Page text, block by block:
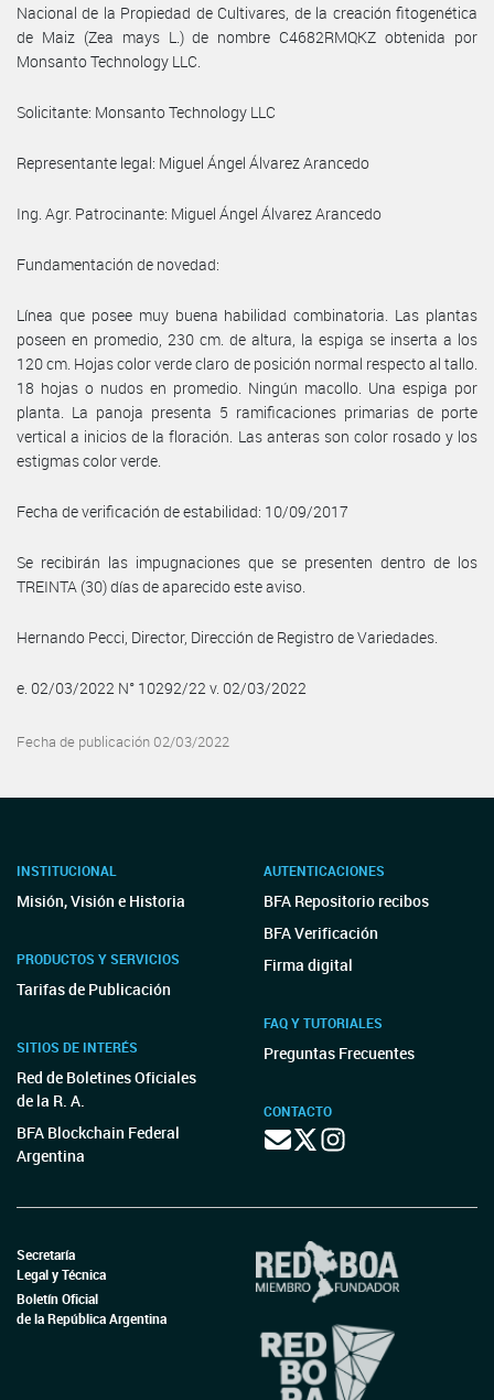
Nacional de la Propiedad de Cultivares, de la creación fitogenética
de Maiz (Zea mays L.) de nombre C4682RMQKZ obtenida por
Monsanto Technology LLC.
Solicitante: Monsanto Technology LLC
Representante legal: Miguel Ángel Álvarez Arancedo
Ing. Agr. Patrocinante: Miguel Ángel Álvarez Arancedo
Fundamentación de novedad:
Línea que posee muy buena habilidad combinatoria. Las plantas
poseen en promedio, 230 cm. de altura, la espiga se inserta a los
120 cm. Hojas color verde claro de posición normal respecto al tallo.
18 hojas o nudos en promedio. Ningún macollo. Una espiga por
planta. La panoja presenta 5 ramificaciones primarias de porte
vertical a inicios de la floración. Las anteras son color rosado y los
estigmas color verde.
Fecha de verificación de estabilidad: 10/09/2017
Se recibirán las impugnaciones que se presenten dentro de los
TREINTA (30) días de aparecido este aviso.
Hernando Pecci, Director, Dirección de Registro de Variedades.
e. 02/03/2022 N° 10292/22 v. 02/03/2022
Fecha de publicación 02/03/2022
INSTITUCIONAL
Misión, Visión e Historia
PRODUCTOS Y SERVICIOS
Tarifas de Publicación
SITIOS DE INTERÉS
Red de Boletines Oficiales
de la R. A.
BFA Blockchain Federal
Argentina
AUTENTICACIONES
BFA Repositorio recibos
BFA Verificación
Firma digital
FAQ Y TUTORIALES
Preguntas Frecuentes
CONTACTO
Secretaría
Legal y Técnica
Boletín Oficial
de la República Argentina